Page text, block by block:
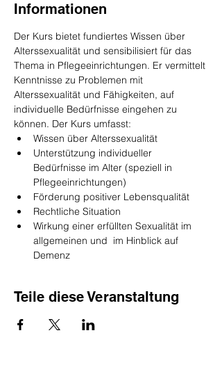
Informationen
Der Kurs bietet fundiertes Wissen über
Alterssexualität und sensibilisiert für das
Thema in Pflegeeinrichtungen. Er vermittelt
Kenntnisse zu Problemen mit
Alterssexualität und Fähigkeiten, auf
individuelle Bedürfnisse eingehen zu
können. Der Kurs umfasst:
Wissen über Alterssexualität
Unterstützung individueller
Bedürfnisse im Alter (speziell in
Pflegeeinrichtungen)
Förderung positiver Lebensqualität
Rechtliche Situation
Wirkung einer erfüllten Sexualität im
allgemeinen und  im Hinblick auf
Demenz
Teile diese Veranstaltung